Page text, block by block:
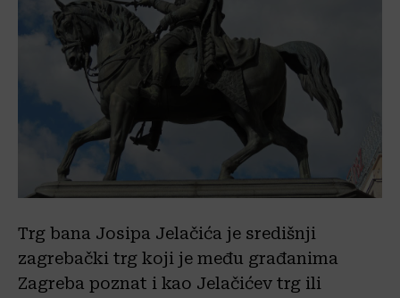
Trg bana Josipa Jelačića je središnji
zagrebački trg koji je među građanima
Zagreba poznat i kao Jelačićev trg ili